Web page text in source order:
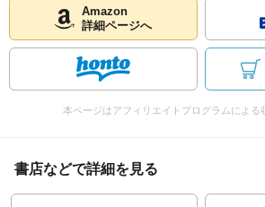
Amazon
詳細ページへ
本ページはアフィリエイトプログラムによる
書店などで詳細を見る